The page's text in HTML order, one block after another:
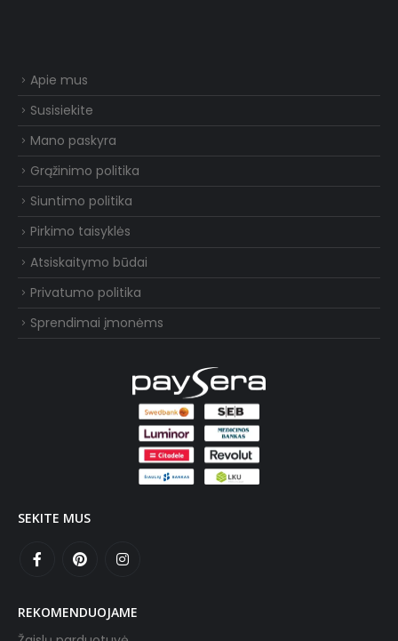
Apie mus
Susisiekite
Mano paskyra
Grąžinimo politika
Siuntimo politika
Pirkimo taisyklės
Atsiskaitymo būdai
Privatumo politika
Sprendimai įmonėms
SEKITE MUS
REKOMENDUOJAME